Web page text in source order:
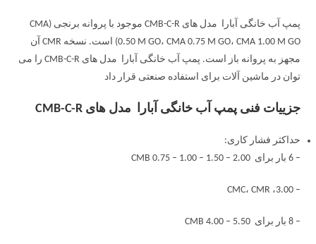
پمپ آب خانگی آبارا مدل های CMB-C-R موجود با پروانه برنجی (CMA
0.50 M GO، CMA 0.75 M GO، CMA 1.00 M GO) است. نسخه CMR آن
مجهز به پروانه باز است. پمپ آب خانگی آبارا مدل های CMB-C-R را می
توان در ماشین آلات برای استفاده صنعتی قرار داد
جزییات فنی پمپ آب خانگی آبارا مدل های CMB-C-R
حداکثر فشار کاری:
– 6 بار برای CMB 0.75 – 1.00 – 1.50 – 2.00
– 3.00، CMC، CMR
– 8 بار برای CMB 4.00 – 5.50